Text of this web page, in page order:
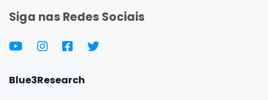
Siga nas Redes Sociais
Blue3Research